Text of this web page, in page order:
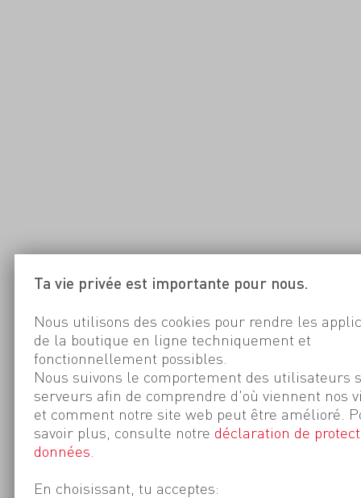
Ta vie privée est importante pour nous.
Nous utilisons des cookies pour rendre les
de la boutique en ligne techniquement et
fonctionnellement possibles.
Nous suivons le comportement des utilisateurs
serveurs afin de comprendre d'où viennent nos
et comment notre site web peut être amélioré.
savoir plus, consulte notre déclaration de
données
En choisissant, tu acceptes: